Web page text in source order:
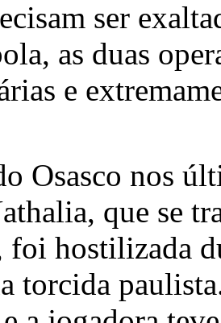
ser
as duas
e
Osasco nos
que se
foi hostilizada
torcida